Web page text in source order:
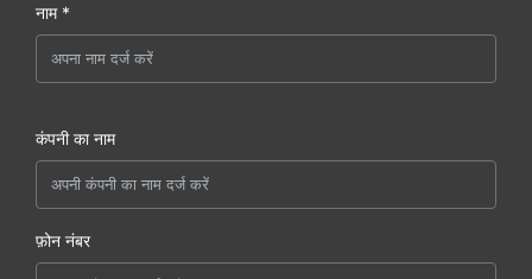
नाम *
कंपनी का नाम
फ़ोन नंबर